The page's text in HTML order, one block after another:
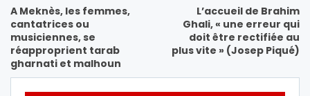
A Meknès, les femmes,
cantatrices ou
musiciennes, se
réapproprient tarab
gharnati et malhoun
L’accueil de Brahim
Ghali, « une erreur qui
doit être rectifiée au
plus vite » (Josep Piqué)